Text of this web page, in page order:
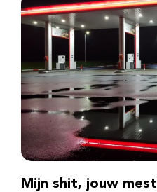
Mijn shit, jouw mest